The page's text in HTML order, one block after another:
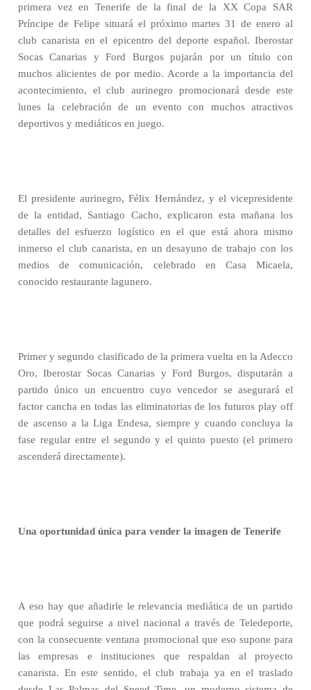
primera vez en Tenerife de la final de la XX Copa SAR
Príncipe de Felipe situará el próximo martes 31 de enero al
club canarista en el epicentro del deporte español. Iberostar
Socas Canarias y Ford Burgos pujarán por un título con
muchos alicientes de por medio. Acorde a la importancia del
acontecimiento, el club aurinegro promocionará desde este
lunes la celebración de un evento con muchos atractivos
deportivos y mediáticos en juego.
El presidente aurinegro, Félix Hernández, y el vicepresidente
de la entidad, Santiago Cacho, explicaron esta mañana los
detalles del esfuerzo logístico en el que está ahora mismo
inmerso el club canarista, en un desayuno de trabajo con los
medios de comunicación, celebrado en Casa Micaela,
conocido restaurante lagunero.
Primer y segundo clasificado de la primera vuelta en la Adecco
Oro, Iberostar Socas Canarias y Ford Burgos, disputarán a
partido único un encuentro cuyo vencedor se asegurará el
factor cancha en todas las eliminatorias de los futuros play off
de ascenso a la Liga Endesa, siempre y cuando concluya la
fase regular entre el segundo y el quinto puesto (el primero
ascenderá directamente).
Una oportunidad única para vender la imagen de Tenerife
A eso hay que añadirle le relevancia mediática de un partido
que podrá seguirse a nivel nacional a través de Teledeporte,
con la consecuente ventana promocional que eso supone para
las empresas e instituciones que respaldan al proyecto
canarista. En este sentido, el club trabaja ya en el traslado